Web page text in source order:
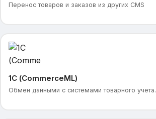
Перенос товаров и заказов из других CMS
1С (CommerceML)
Обмен данными с системами товарного учета.